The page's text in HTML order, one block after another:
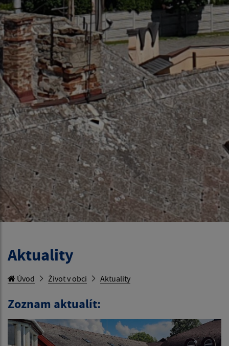
Aktuality
Úvod Život v obci Aktuality
Zoznam aktualít: